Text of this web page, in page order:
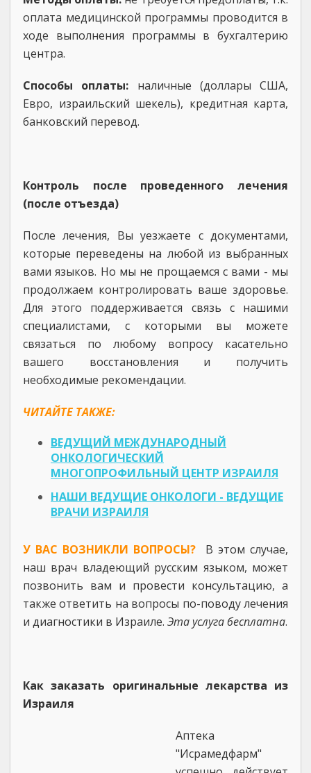
оплата медицинской программы проводится в
ходе выполнения программы в бухгалтерию
центра.
Способы оплаты: наличные (доллары США,
Евро, израильский шекель), кредитная карта,
банковский перевод.
Контроль после проведенного лечения
(после отъезда)
После лечения, Вы уезжаете с документами,
которые переведены на любой из выбранных
вами языков. Но мы не прощаемся с вами - мы
продолжаем контролировать ваше здоровье.
Для этого поддерживается связь с нашими
специалистами, с которыми вы можете
связаться по любому вопросу касательно
вашего восстановления и получить
необходимые рекомендации.
ЧИТАЙТЕ ТАКЖЕ:
ВЕДУЩИЙ МЕЖДУНАРОДНЫЙ
ОНКОЛОГИЧЕСКИЙ
МНОГОПРОФИЛЬНЫЙ ЦЕНТР ИЗРАИЛЯ
НАШИ ВЕДУЩИЕ ОНКОЛОГИ - ВЕДУЩИЕ
ВРАЧИ ИЗРАИЛЯ
У ВАС ВОЗНИКЛИ ВОПРОСЫ? В этом случае,
наш врач владеющий русским языком, может
позвонить вам и провести консультацию, а
также ответить на вопросы по-поводу лечения
и диагностики в Израиле. Эта услуга бесплатна.
Как заказать оригинальные лекарства из
Израиля
Аптека
"Исрамедфарм"